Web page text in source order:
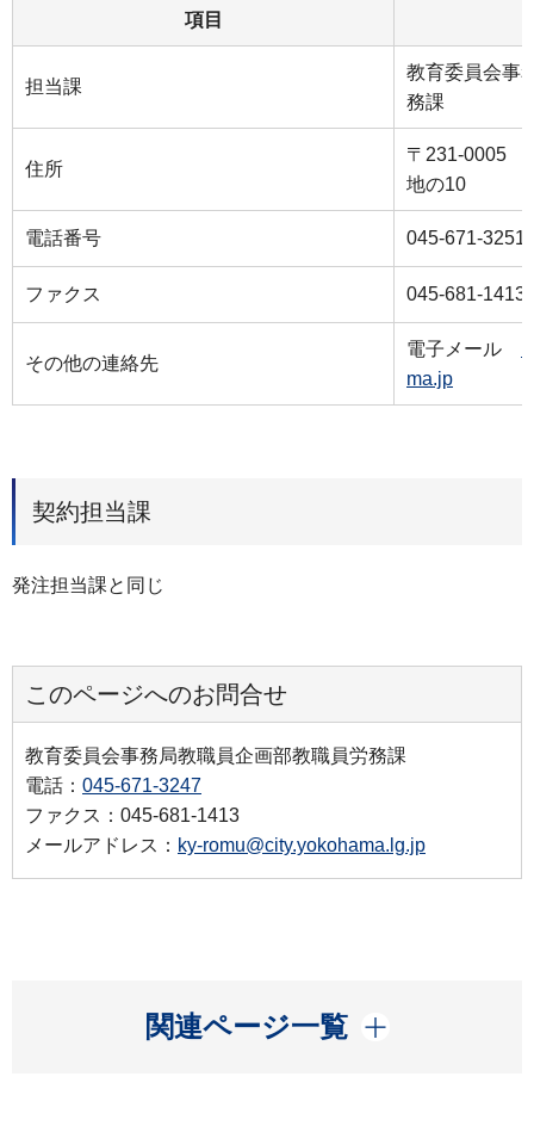
項目
担当課
教育委員会事
務課
住所
〒231-0005
地の10
電話番号 045-671-3251
ファクス 045-681-1413
その他の連絡先
電子メール
ma.jp
契約担当課
発注担当課と同じ
このページへのお問合せ
教育委員会事務局教職員企画部教職員労務課
電話： 045-671-3247
ファクス：045-681-1413
メールアドレス： ky-romu@city.yokohama.lg.jp
関連ページ一覧
開く